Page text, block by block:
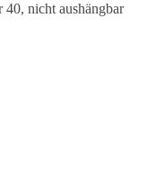
Kundenlösungen
nicht aushängbar